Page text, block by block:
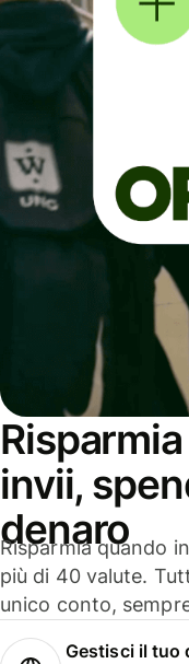
invii,
denaro
Risparmia quando
più di 40 valute.
unico conto,
Gestisci il tuo